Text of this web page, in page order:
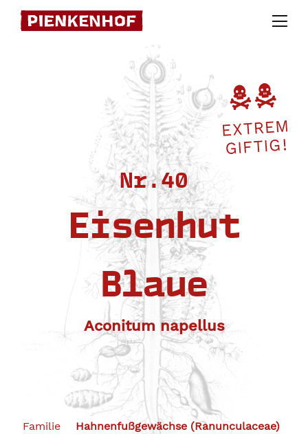
Skip
Nr.40
Eisenhut
Blaue
Aconitum napellus
Familie
Hahnenfußgewächse (Ranunculaceae)